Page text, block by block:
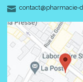
contact-
@-
pharmacie-